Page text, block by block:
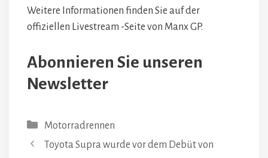
Weitere Informationen finden Sie auf der
offiziellen Livestream -Seite von Manx GP.
Abonnieren Sie unseren
Newsletter
Kategorien
Motorradrennen
Toyota Supra wurde vor dem Debüt von